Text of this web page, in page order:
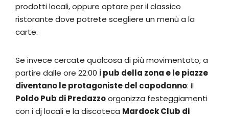
prodotti locali, oppure optare per il classico
ristorante dove potrete scegliere un menù a la
carte.
Se invece cercate qualcosa di più movimentato, a
partire dalle ore 22:00 i pub della zona e le piazze
diventano le protagoniste del capodanno: il
Poldo Pub di Predazzoorganizza festeggiamenti
con i dj locali e la discoteca Mardock Club di